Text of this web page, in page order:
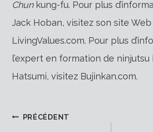
Chunkung-fu. Pour plus
Jack Hoban, visitez son site Web
LivingValues.com. Pour plus
l’expert en formation de ninjutsu
Hatsumi, visitez Bujinkan.com.
PRÉCÉDENT